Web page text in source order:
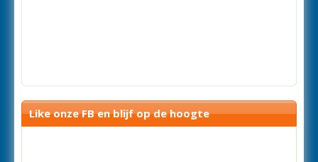
Like onze FB en blijf op de hoogte